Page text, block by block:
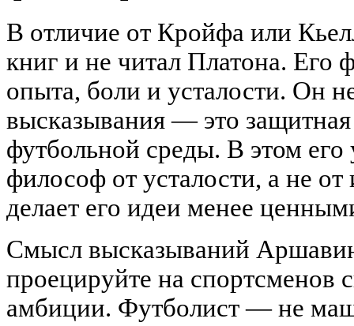
В отличие от Кройфа или
книг и не читал Платона. Его
опыта, боли и усталости. Он
высказывания — это
футбольной среды. В этом
философ от усталости, а не от
делает его идеи менее
Смысл высказываний
проецируйте на спортсменов
амбиции. Футболист — не